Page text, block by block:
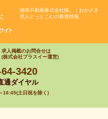
御幸不動産株式会社様。｜おかざき
求人どっとこむの新着情報
求人掲載のお問合せは
(株式会社プラスイー運営)
3420
通ダイヤル
16:45(土日祝を除く)